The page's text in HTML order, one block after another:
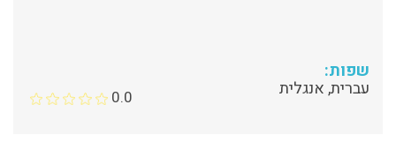
שפות:
עברית, אנגלית 0.0